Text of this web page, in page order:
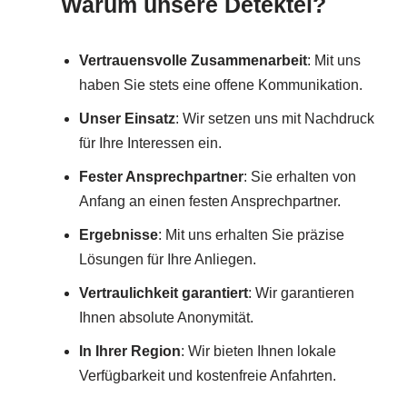
Vertrauensvolle Zusammenarbeit: Mit uns
haben Sie stets eine offene Kommunikation.
Unser Einsatz: Wir setzen uns mit Nachdruck
für Ihre Interessen ein.
Fester Ansprechpartner: Sie erhalten von
Anfang an einen festen Ansprechpartner.
Ergebnisse: Mit uns erhalten Sie präzise
Lösungen für Ihre Anliegen.
Vertraulichkeit garantiert: Wir garantieren
Ihnen absolute Anonymität.
In Ihrer Region: Wir bieten Ihnen lokale
Verfügbarkeit und kostenfreie Anfahrten.